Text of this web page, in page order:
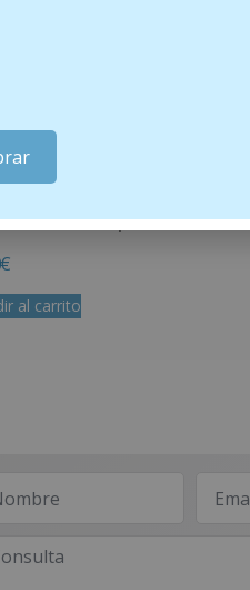
Salvia 30 comprimidos
€
al carrito